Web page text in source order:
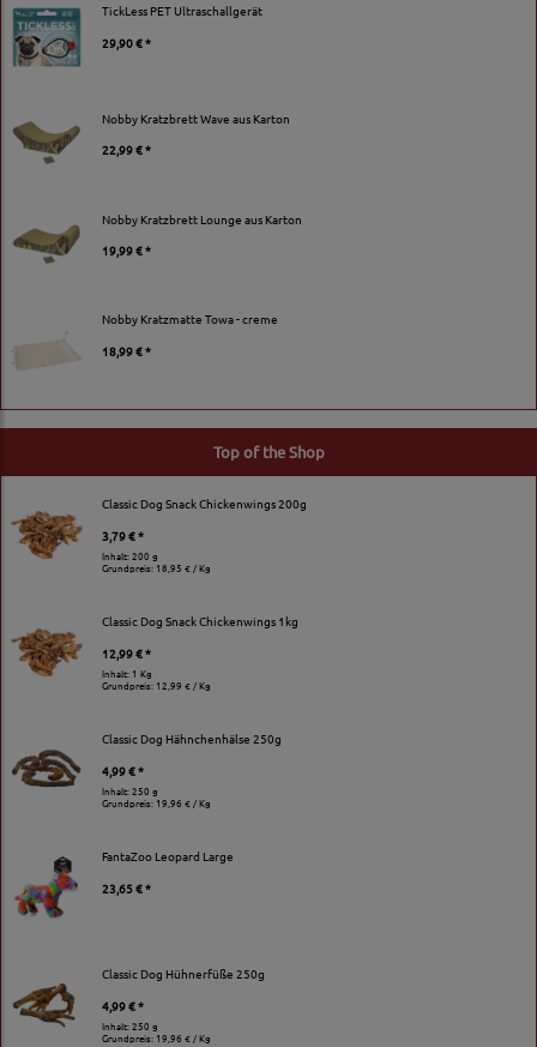
TickLess PET Ultraschallgerät
29,90 € *
Nobby Kratzbrett Wave aus Karton
22,99 € *
Nobby Kratzbrett Lounge aus Karton
19,99 € *
Nobby Kratzmatte Towa - creme
18,99 € *
Top of the Shop
Classic Dog Snack Chickenwings 200g
3,79 € *
Inhalt: 200 g
Grundpreis:18,95 € / Kg
Classic Dog Snack Chickenwings 1kg
12,99 € *
Inhalt: 1 Kg
Grundpreis: 12,99 € / Kg
Classic Dog Hähnchenhälse 250g
4,99 € *
Inhalt: 250 g
Grundpreis:19,96 € / Kg
FantaZoo Leopard Large
23,65 € *
Classic Dog Hühnerfüße 250g
4,99 € *
Inhalt: 250 g
Grundpreis:19,96 € / Kg